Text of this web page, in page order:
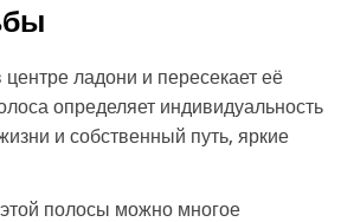
ладони и пересекает её
определяет индивидуальность
и собственный путь, яркие
полосы можно многое